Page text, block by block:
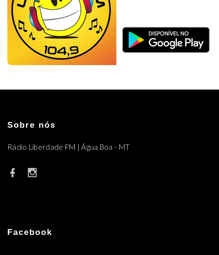
Sobre nós
Rádio Liberdade FM | Água Boa - MT
Facebook